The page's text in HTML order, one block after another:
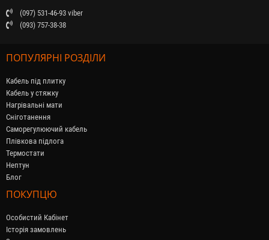
(097) 531-46-93 viber
(093) 757-38-38
ПОПУЛЯРНІ РОЗДІЛИ
Кабель під плитку
Кабель у стяжку
Нагрівальні мати
Сніготанення
Саморегулюючий кабель
Плівкова підлога
Термостати
Нептун
Блог
ПОКУПЦЮ
Особистий Кабінет
Історія замовлень